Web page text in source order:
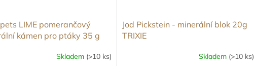
LIME pomerančový
kámen pro ptáky 35 g
Skladem (>10 ks)
Jod Pickstein - minerální blok 20g
TRIXIE
Skladem (>10 ks)